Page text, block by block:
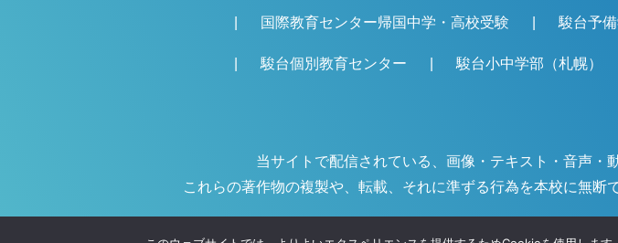
国際教育センター帰国中学・高校受験 駿台予
駿台個別教育センター 駿台小中学部（札幌）
当サイトで配信されている、画像・テキスト・音声・
これらの著作物の複製や、転載、それに準ずる行為を本校に無断